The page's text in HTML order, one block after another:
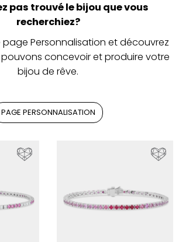
pas trouvé le bijou que vous
recherchiez?
Personnalisation et découvrez
concevoir et produire votre
bijou de rêve.
PAGE PERSONNALISATION